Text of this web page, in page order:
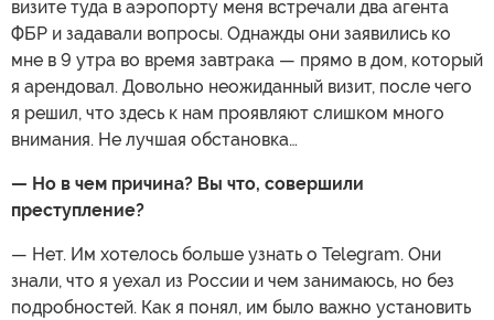
визите туда в аэропорту меня встречали два агента
ФБР и задавали вопросы. Однажды они заявились ко
мне в 9 утра во время завтрака — прямо в дом, который
я арендовал. Довольно неожиданный визит, после чего
я решил, что здесь к нам проявляют слишком много
внимания. Не лучшая обстановка…
— Но в чем причина? Вы что, совершили
преступление?
— Нет. Им хотелось больше узнать о Telegram. Они
знали, что я уехал из России и чем занимаюсь, но без
подробностей. Как я понял, им было важно установить